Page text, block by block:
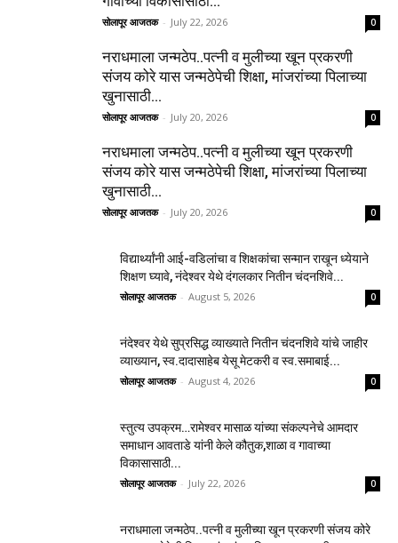
सोलापूर आजतक - July 22, 2026 0
नराधमाला जन्मठेप..पत्नी व मुलीच्या खून प्रकरणी
संजय कोरे यास जन्मठेपेची शिक्षा, मांजरांच्या पिलाच्या
खुनासाठी...
सोलापूर आजतक - July 20, 2026 0
नराधमाला जन्मठेप..पत्नी व मुलीच्या खून प्रकरणी
संजय कोरे यास जन्मठेपेची शिक्षा, मांजरांच्या पिलाच्या
खुनासाठी...
सोलापूर आजतक - July 20, 2026 0
विद्यार्थ्यांनी आई-वडिलांचा व शिक्षकांचा सन्मान राखून ध्येयाने
शिक्षण घ्यावे, नंदेश्वर येथे दंगलकार नितीन चंदनशिवे...
सोलापूर आजतक - August 5, 2026 0
नंदेश्वर येथे सुप्रसिद्ध व्याख्याते नितीन चंदनशिवे यांचे जाहीर
व्याख्यान, स्व.दादासाहेब येसू मेटकरी व स्व.समाबाई...
सोलापूर आजतक - August 4, 2026 0
स्तुत्य उपक्रम…रामेश्वर मासाळ यांच्या संकल्पनेचे आमदार
समाधान आवताडे यांनी केले कौतुक,शाळा व गावाच्या
विकासासाठी...
सोलापूर आजतक - July 22, 2026 0
नराधमाला जन्मठेप..पत्नी व मुलीच्या खून प्रकरणी संजय कोरे